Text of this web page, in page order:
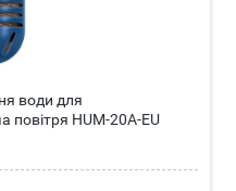
води для
повітря HUM-20A-EU